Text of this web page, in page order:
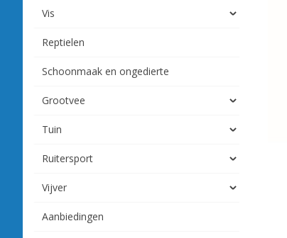
Vis
Reptielen
Schoonmaak en ongedierte
Grootvee
Tuin
Ruitersport
Vijver
Aanbiedingen